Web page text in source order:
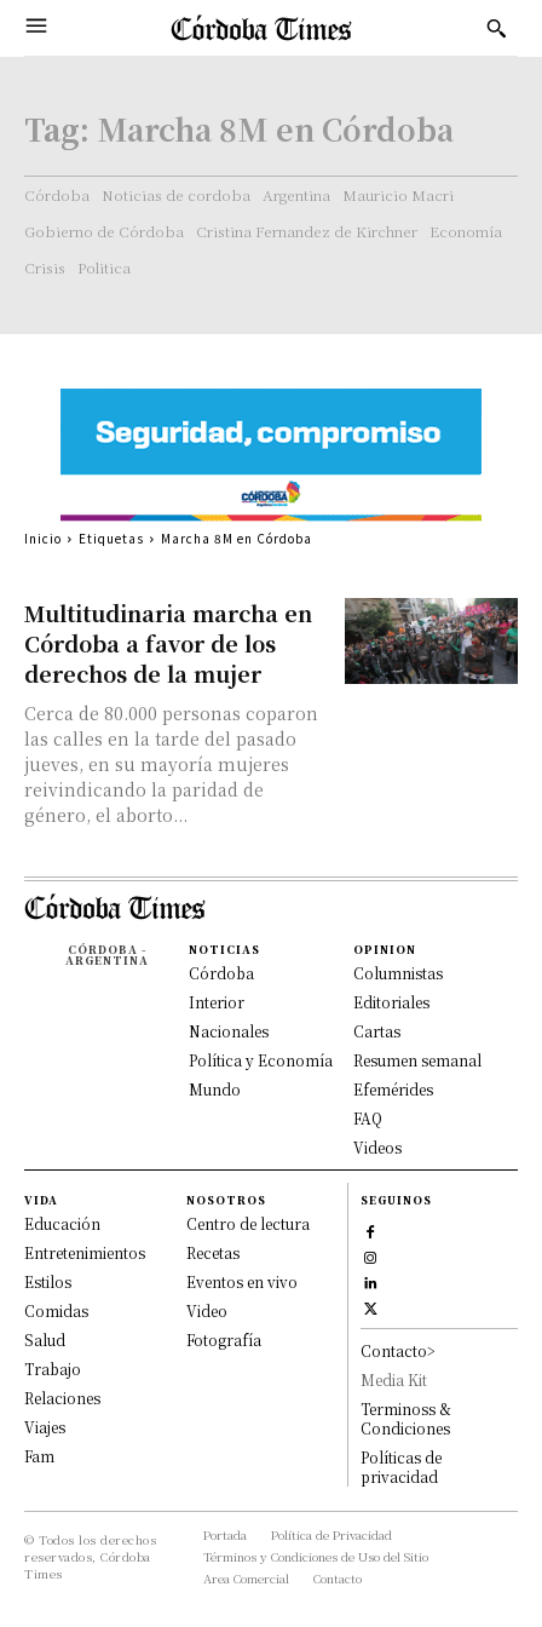
Tag: Marcha 8M en Córdoba
Córdoba Noticias de cordoba Argentina
Mauricio Macri
Gobierno de Córdoba
Cristina Fernandez de Kirchner
Economía
Crisis
Politica
Multitudinaria marcha en
Córdoba a favor de los
derechos de la mujer
Cerca de 80.000 personas coparon
las calles en la tarde del pasado
jueves, en su mayoría mujeres
reivindicando la paridad de
género, el aborto...
Inicio Etiquetas Marcha 8M en Córdoba
CÓRDOBA -
ARGENTINA
NOTICIAS
Córdoba
Interior
Nacionales
Política y Economía
Mundo
OPINION
Columnistas
Editoriales
Cartas
Resumen semanal
Efemérides
FAQ
Videos
VIDA
Educación
Entretenimientos
Estilos
Comidas
Salud
Trabajo
Relaciones
Viajes
Fam
NOSOTROS
Centro de lectura
Recetas
Eventos en vivo
Video
Fotografía
SEGUINOS
Contacto>
Media Kit
Terminoss &
Condiciones
Políticas de
privacidad
© Todos los derechos
reservados, Córdoba
Times
Portada
Política de Privacidad
Términos y Condiciones de Uso del Sitio
Area Comercial
Contacto